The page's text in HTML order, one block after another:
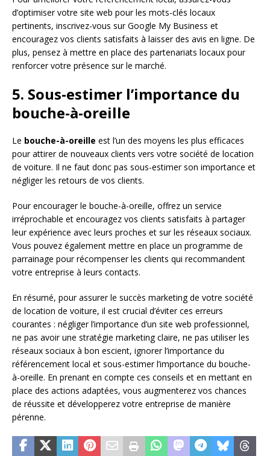
d’optimiser votre site web pour les mots-clés locaux
pertinents, inscrivez-vous sur Google My Business et
encouragez vos clients satisfaits à laisser des avis en ligne. De
plus, pensez à mettre en place des partenariats locaux pour
renforcer votre présence sur le marché.
5. Sous-estimer l’importance du
bouche-à-oreille
Le bouche-à-oreille est l’un des moyens les plus efficaces
pour attirer de nouveaux clients vers votre société de location
de voiture. Il ne faut donc pas sous-estimer son importance et
négliger les retours de vos clients.
Pour encourager le bouche-à-oreille, offrez un service
irréprochable et encouragez vos clients satisfaits à partager
leur expérience avec leurs proches et sur les réseaux sociaux.
Vous pouvez également mettre en place un programme de
parrainage pour récompenser les clients qui recommandent
votre entreprise à leurs contacts.
En résumé, pour assurer le succès marketing de votre société
de location de voiture, il est crucial d’éviter ces erreurs
courantes : négliger l’importance d’un site web professionnel,
ne pas avoir une stratégie marketing claire, ne pas utiliser les
réseaux sociaux à bon escient, ignorer l’importance du
référencement local et sous-estimer l’importance du bouche-
à-oreille. En prenant en compte ces conseils et en mettant en
place des actions adaptées, vous augmenterez vos chances
de réussite et développerez votre entreprise de manière
pérenne.